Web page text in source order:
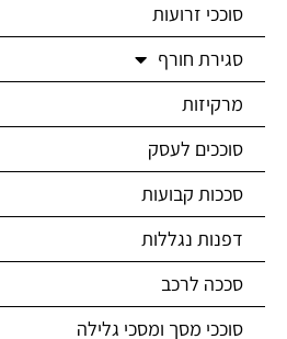
סוככי זרועות
סגירת חורף
מרקיזות
סוככים לעסק
סככות קבועות
דפנות נגללות
סככה לרכב
סוככי מסך ומסכי גלילה